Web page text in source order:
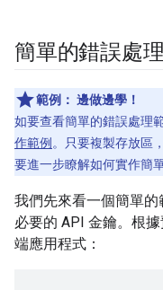
簡單的錯誤處
範例： 邊做邊學！
如要查看簡單的錯誤處理
作範例 。只要複製存放區
要進一步瞭解如何實作簡
我們先來看一個簡單
必要的 API 金鑰。根
端應用程式：